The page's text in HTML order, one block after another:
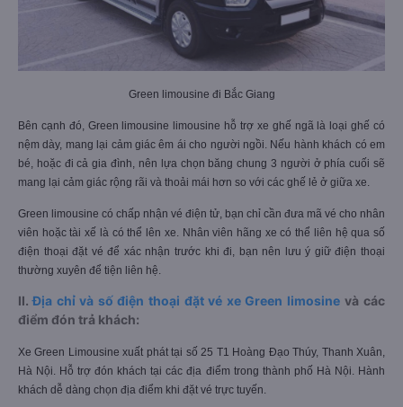
Green limousine đi Bắc Giang
Bên cạnh đó, Green limousine limousine hỗ trợ xe ghế ngã là loại ghế có
nệm dày, mang lại cảm giác êm ái cho người ngồi. Nếu hành khách có em
bé, hoặc đi cả gia đình, nên lựa chọn băng chung 3 người ở phía cuối sẽ
mang lại cảm giác rộng rãi và thoải mái hơn so với các ghế lẻ ở giữa xe.
Green limousine có chấp nhận vé điện tử, bạn chỉ cần đưa mã vé cho nhân
viên hoặc tài xế là có thể lên xe. Nhân viên hãng xe có thể liên hệ qua số
điện thoại đặt vé để xác nhận trước khi đi, bạn nên lưu ý giữ điện thoại
II. Địa chỉ và số điện thoại đặt vé xe Green limosinevà các
điểm đón trả khách: